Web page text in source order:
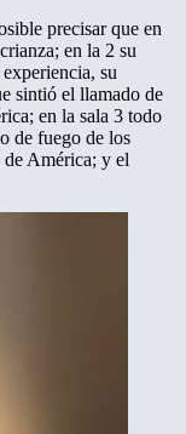
precisar que en
en la 2 su
su
sintió el llamado de
en la sala 3 todo
de fuego de los
de América; y el